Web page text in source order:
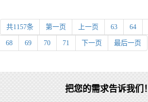
共1157条 第一页 上一页 63 64
68 69 70 71 下一页 最后一页
把您的需求告诉我们！